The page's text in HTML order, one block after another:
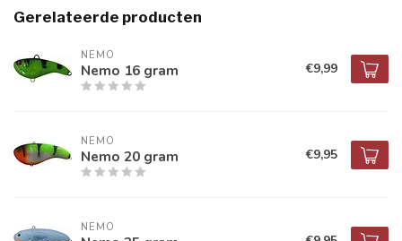
Gerelateerde producten
NEMO
Nemo 16 gram €9,99
NEMO
Nemo 20 gram €9,95
NEMO